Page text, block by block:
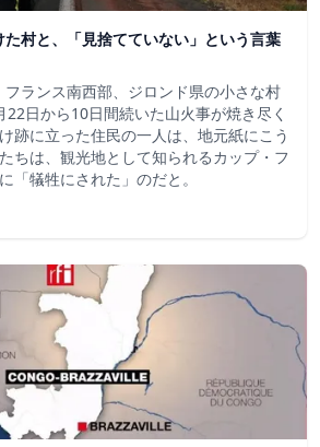
村と、「見捨てていない」という言葉
ランス南西部、ジロンド県の小さな村
日から10日間続いた山火事が焼き尽く
跡に立った住民の一人は、地元紙にこう
ちは、観光地として知られるカップ・フ
「犠牲にされた」のだと。